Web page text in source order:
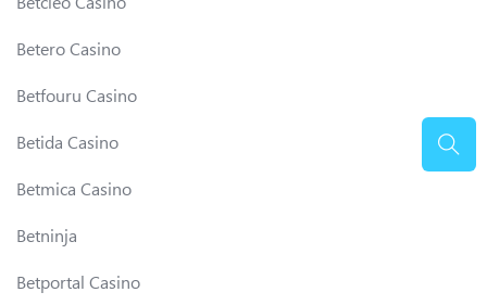
Betero Casino
Betfouru Casino
Betida Casino
Betmica Casino
Betninja
Betportal Casino